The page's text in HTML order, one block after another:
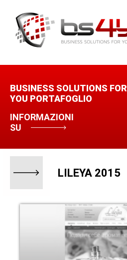
BUSINESS SOLUTIONS FOR
YOU PORTAFOGLIO
INFORMAZIONI
SU
LILEYA 2015